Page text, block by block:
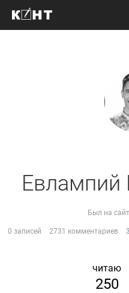
Евлампий
Был на
0 записей 2731 комментариев
читаю
250